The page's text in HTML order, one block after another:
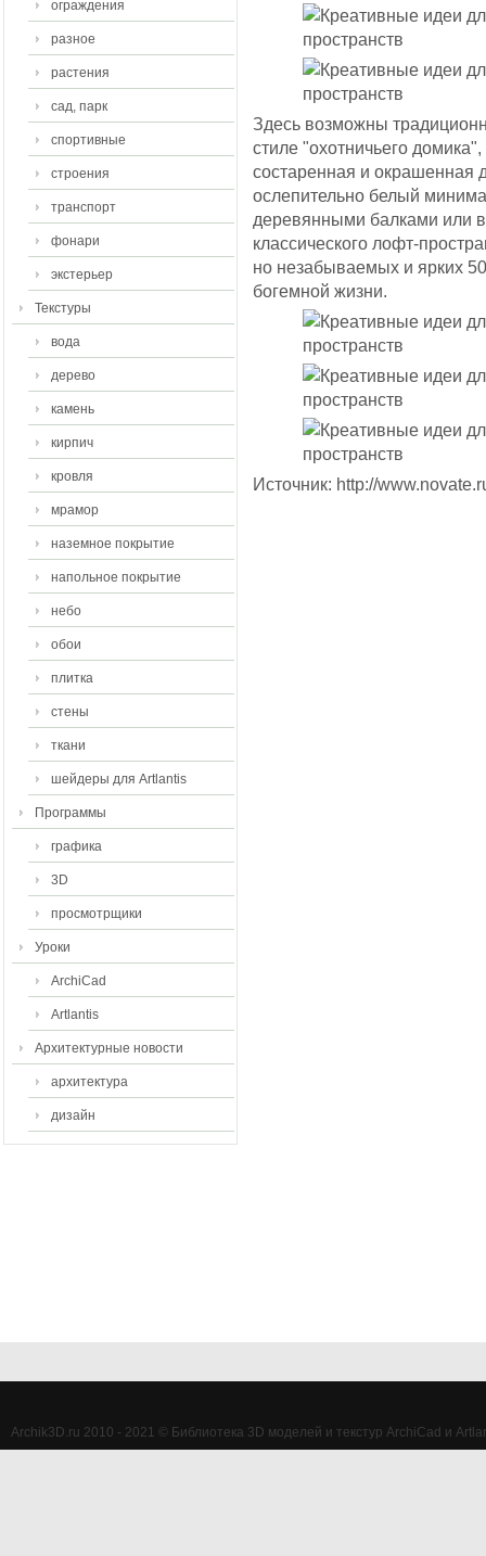
ограждения
разное
растения
сад, парк
спортивные
строения
транспорт
фонари
экстерьер
Текстуры
вода
дерево
камень
кирпич
кровля
мрамор
наземное покрытие
напольное покрытие
небо
обои
плитка
стены
ткани
шейдеры для Artlantis
Программы
графика
3D
просмотрщики
Уроки
ArchiCad
Artlantis
Архитектурные новости
архитектура
дизайн
Здесь возможны
стиле "охотничьего
состаренная и окрашенная
ослепительно белый
деревянными балками или
классического лофт-
но незабываемых и ярких
богемной жизни.
Источник: http://
Archik3D.ru 2010 - 2021 © Библиотека 3D моделей и текстур ArchiCad и